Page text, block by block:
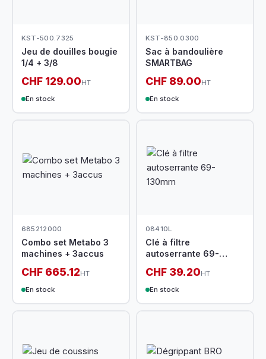
KST-500.7325
Jeu de douilles bougie
1/4 + 3/8
CHF 129.00HT
En stock
KST-850.0300
Sac à bandoulière
SMARTBAG
CHF 89.00HT
En stock
685212000
Combo set Metabo 3
machines + 3accus
CHF 665.12HT
En stock
08410L
Clé à filtre
autoserrante 69-
CHF 39.20HT
En stock